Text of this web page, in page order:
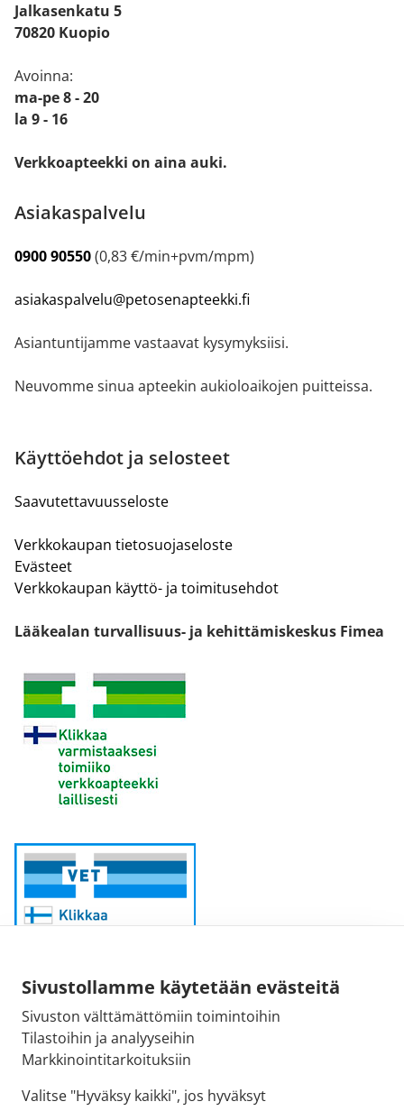
Sivustollamme käytetään evästeitä
Sivuston välttämättömiin toimintoihin
Tilastoihin ja analyyseihin
Markkinointitarkoituksiin
Valitse "Hyväksy kaikki", jos hyväksyt
Jalkasenkatu 5
70820 Kuopio
Avoinna:
ma-pe 8 - 20
la 9 - 16
Verkkoapteekki on aina auki.
Asiakaspalvelu
0900 90550(0,83 €/min+pvm/mpm)
asiakaspalvelu@petosenapteekki.fi
Asiantuntijamme vastaavat kysymyksiisi.
Neuvomme sinua apteekin aukioloaikojen puitteissa.
Käyttöehdot ja selosteet
Saavutettavuusseloste
Verkkokaupan tietosuojaseloste
Evästeet
Verkkokaupan käyttö- ja toimitusehdot
Lääkealan turvallisuus- ja kehittämiskeskus Fimea
Sähköpostiosoite:
kirjaamo@fimea.fi
Fimean vaihde: